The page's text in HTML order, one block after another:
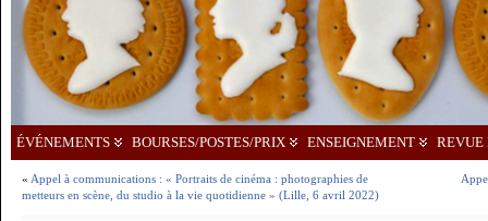
ÉVÉNEMENTS BOURSES/POSTES/PRIX ENSEIGNEMENT REVUE
« Appel à communications : « Portraits de cinéma : photographies de
metteurs en scène, du studio à la vie quotidienne » (Lille, 6 avril 2022)